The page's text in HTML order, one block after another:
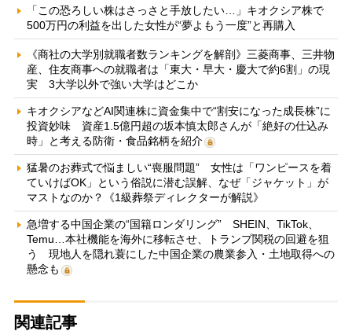
「この恐ろしい株はさっさと手放したい…」キオクシア株で
500万円の利益を出した女性が“夢よもう一度”と再購入
《商社の大学別就職者数ランキングを解剖》三菱商事、三井物
産、住友商事への就職者は「東大・早大・慶大で約6割」の現
実 3大学以外で強い大学はどこか
キオクシアなどAI関連株に資金集中で“割安になった成長株”に
投資妙味 資産1.5億円超の坂本慎太郎さんが「絶好の仕込み
時」と考える防衛・食品銘柄を紹介
猛暑のお葬式で悩ましい“喪服問題” 女性は「ワンピースを着
ていけばOK」という俗説に潜む誤解、なぜ「ジャケット」が
マストなのか？《1級葬祭ディレクターが解説》
急増する中国企業の“国籍ロンダリング” SHEIN、TikTok、
Temu…本社機能を海外に移転させ、トランプ関税の回避を狙
う 現地人を隠れ蓑にした中国企業の農業参入・土地取得への
懸念も
関連記事